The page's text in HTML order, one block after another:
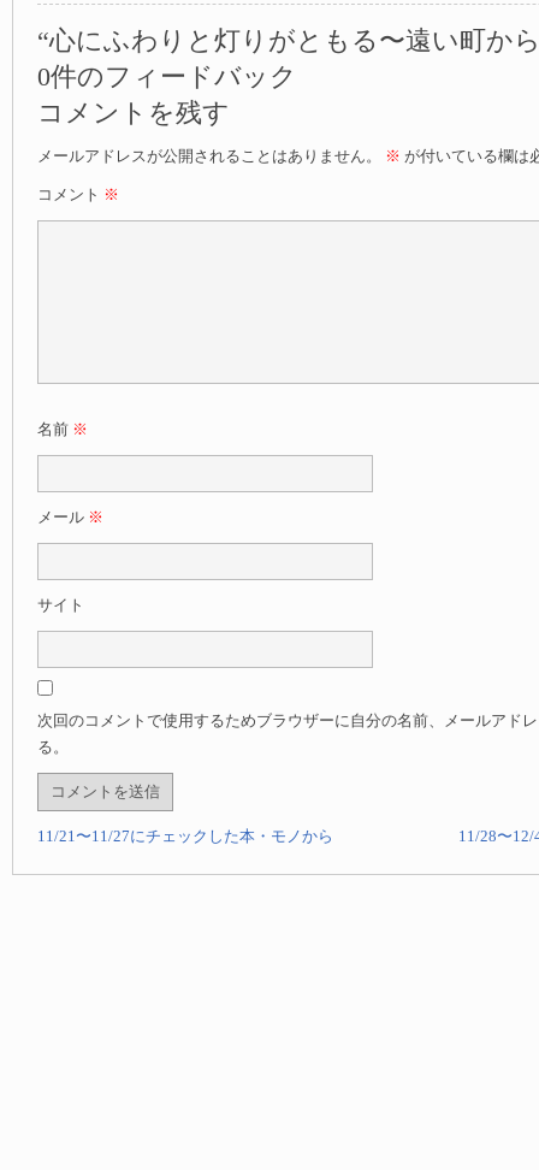
“心にふわりと灯りがともる〜遠い町か
0件のフィードバック
コメントを残す
メールアドレスが公開されることはありません。 ※ が付いている欄は
コメント ※
名前 ※
メール ※
サイト
次回のコメントで使用するためブラウザーに自分の名前、メールアド
る。
11/21〜11/27にチェックした本・モノから 11/28〜